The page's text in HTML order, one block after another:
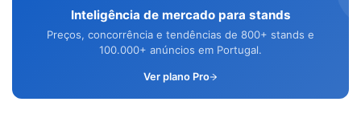
Inteligência de mercado para stands
Preços, concorrência e tendências de 800+ stands e
100.000+ anúncios em Portugal.
Ver plano Pro